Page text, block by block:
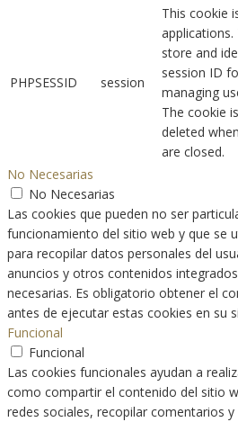
PHPSESSID session
This cookie
store and
session ID
managing
The cookie
deleted
are closed.
No Necesarias
No Necesarias
Las cookies que pueden no ser
funcionamiento del sitio web y que se
para recopilar datos personales del
anuncios y otros contenidos
necesarias. Es obligatorio obtener el
antes de ejecutar estas cookies en su
Funcional
Funcional
Las cookies funcionales ayudan a
como compartir el contenido del sitio
redes sociales, recopilar comentarios